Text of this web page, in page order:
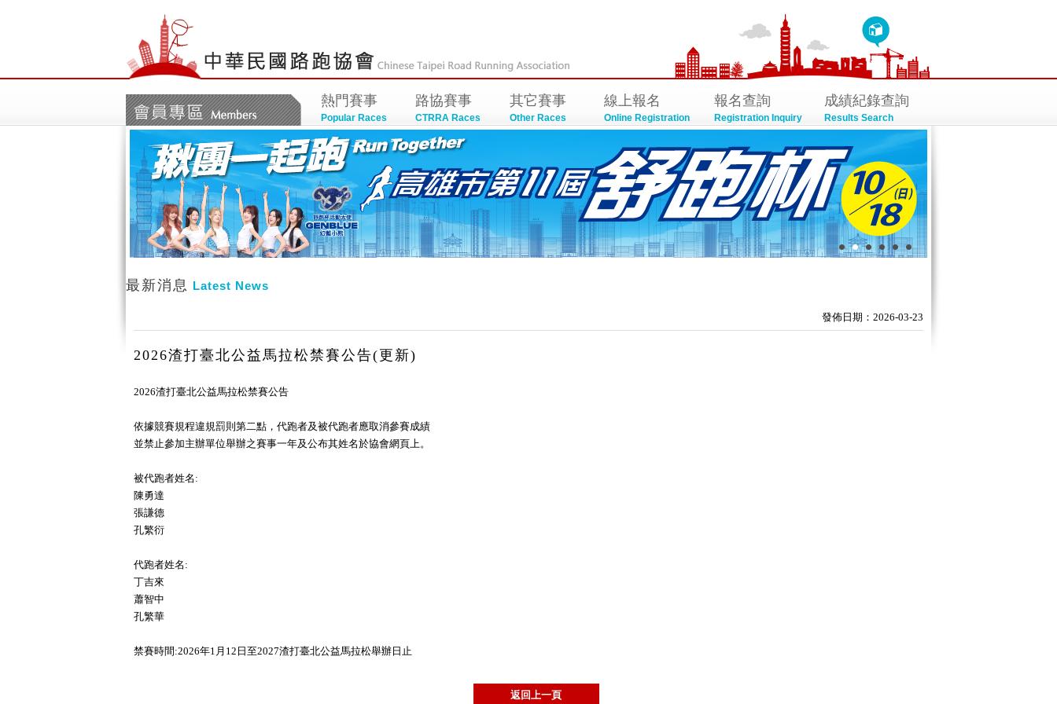
熱門賽事
Popular Races
路協賽事
CTRRA Races
其它賽事
Other Races
線上報名
Online Registration
報名查詢
Registration Inquiry
成績紀錄查詢
Results Search
最新消息 Latest News
發佈日期：2026-03-23
2026渣打臺北公益馬拉松禁賽公告(更新)
2026渣打臺北公益馬拉松禁賽公告
依據競賽規程違規罰則第二點，代跑者及被代跑者應取消參賽成績
並禁止參加主辦單位舉辦之賽事一年及公布其姓名於協會網頁上。
被代跑者姓名:
陳勇達
張謙德
孔繁衍
代跑者姓名:
丁吉來
蕭智中
孔繁華
禁賽時間:2026年1月12日至2027渣打臺北公益馬拉松舉辦日止
返回上一頁